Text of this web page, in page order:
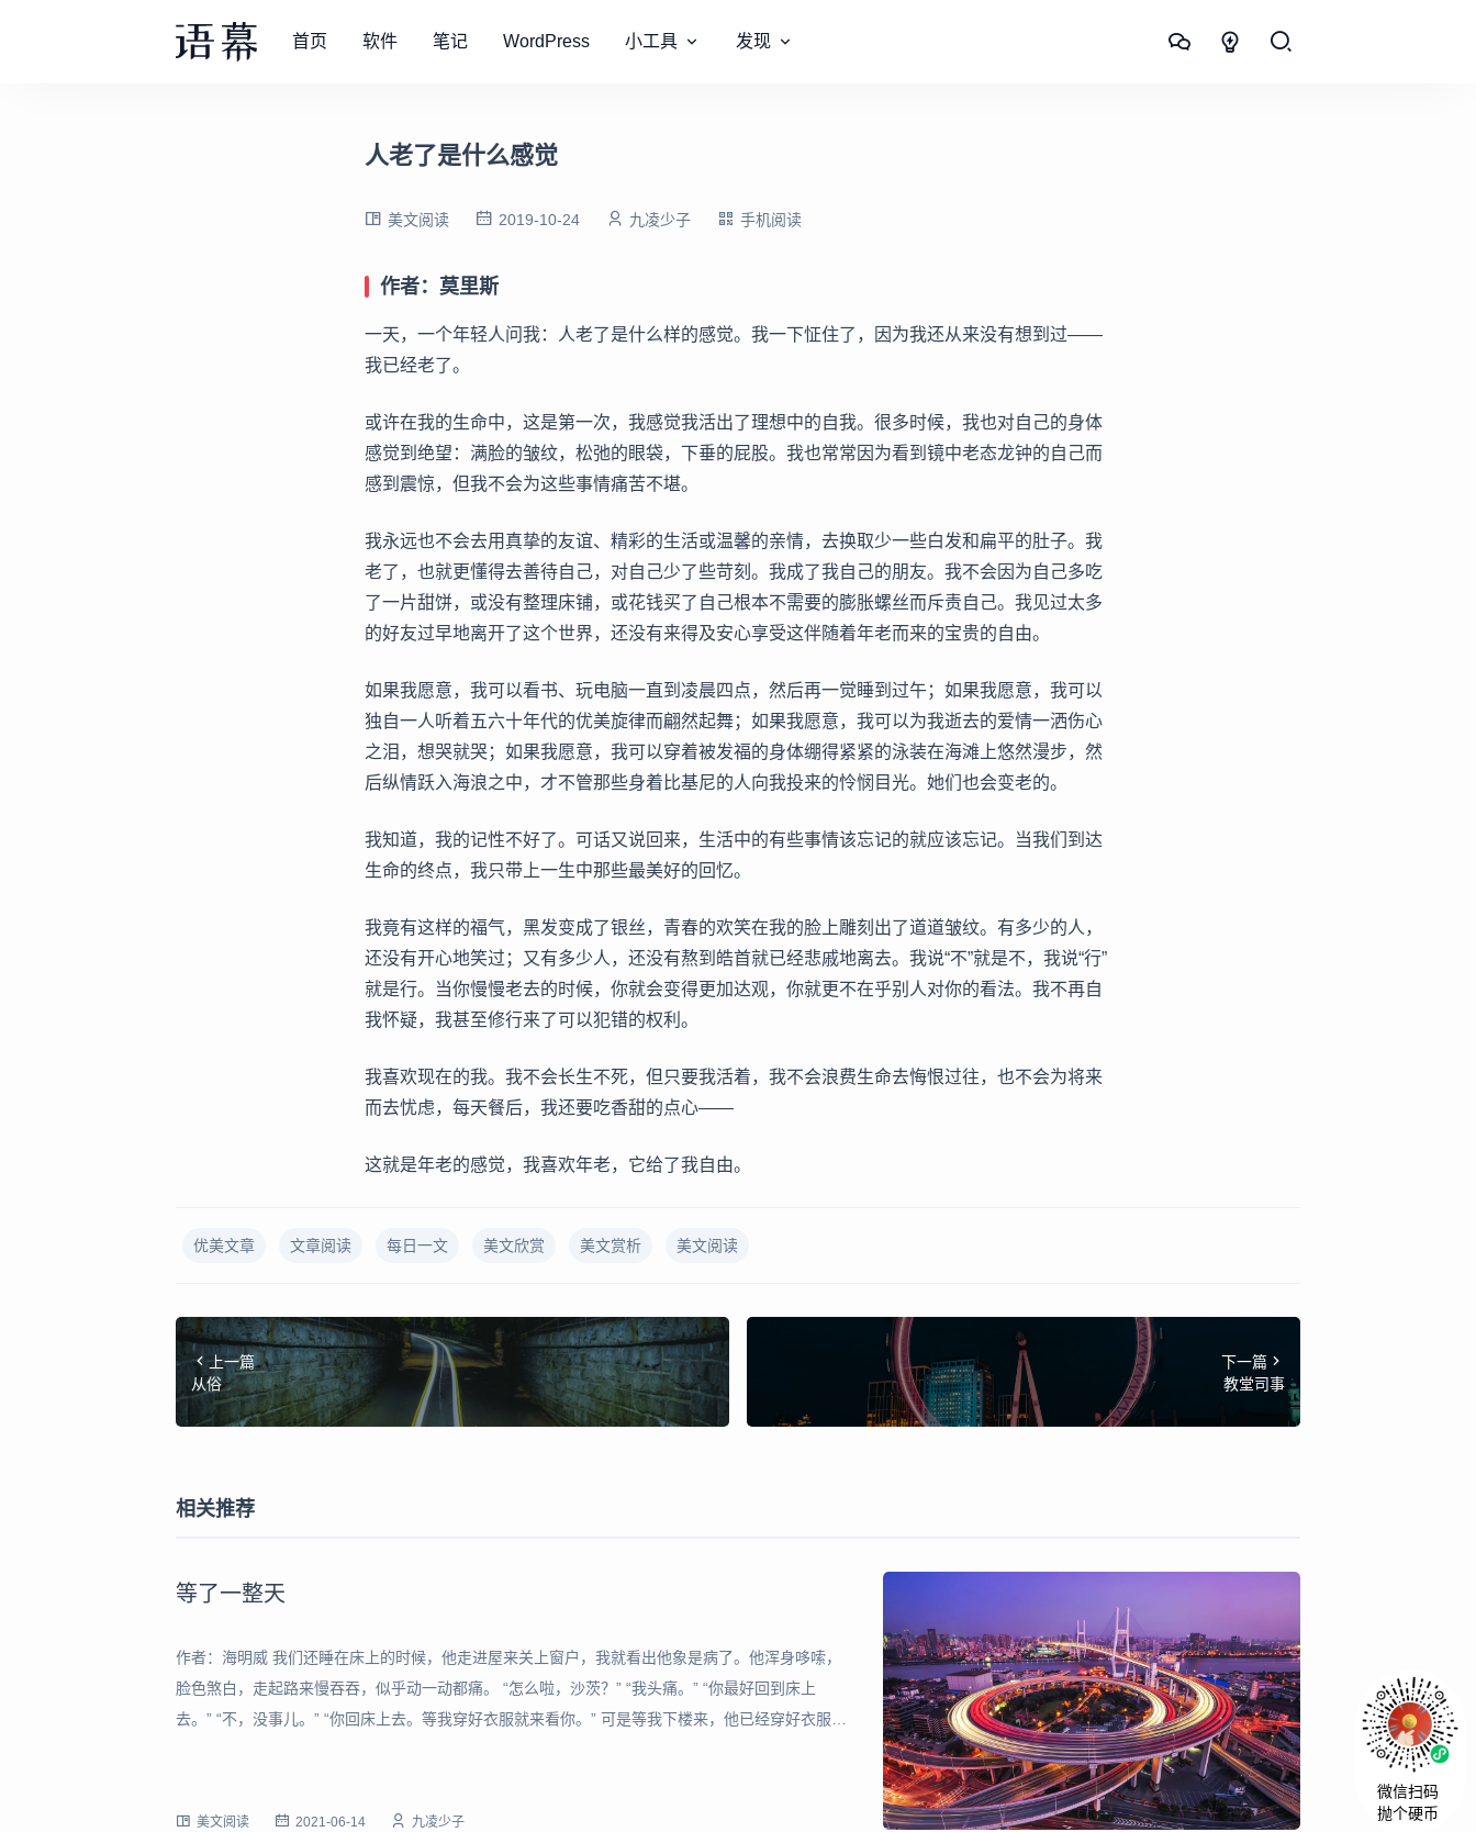
首页 软件 笔记 WordPress 小工具 发现
人老了是什么感觉
美文阅读 2019-10-24 九凌少子 手机阅读
作者：莫里斯
一天，一个年轻人问我：人老了是什么样的感觉。我一下怔住了，因为我还从来没有想到过——
我已经老了。
或许在我的生命中，这是第一次，我感觉我活出了理想中的自我。很多时候，我也对自己的身体
感觉到绝望：满脸的皱纹，松弛的眼袋，下垂的屁股。我也常常因为看到镜中老态龙钟的自己而
感到震惊，但我不会为这些事情痛苦不堪。
我永远也不会去用真挚的友谊、精彩的生活或温馨的亲情，去换取少一些白发和扁平的肚子。我
老了，也就更懂得去善待自己，对自己少了些苛刻。我成了我自己的朋友。我不会因为自己多吃
了一片甜饼，或没有整理床铺，或花钱买了自己根本不需要的膨胀螺丝而斥责自己。我见过太多
的好友过早地离开了这个世界，还没有来得及安心享受这伴随着年老而来的宝贵的自由。
如果我愿意，我可以看书、玩电脑一直到凌晨四点，然后再一觉睡到过午；如果我愿意，我可以
独自一人听着五六十年代的优美旋律而翩然起舞；如果我愿意，我可以为我逝去的爱情一洒伤心
之泪，想哭就哭；如果我愿意，我可以穿着被发福的身体绷得紧紧的泳装在海滩上悠然漫步，然
后纵情跃入海浪之中，才不管那些身着比基尼的人向我投来的怜悯目光。她们也会变老的。
我知道，我的记性不好了。可话又说回来，生活中的有些事情该忘记的就应该忘记。当我们到达
生命的终点，我只带上一生中那些最美好的回忆。
我竟有这样的福气，黑发变成了银丝，青春的欢笑在我的脸上雕刻出了道道皱纹。有多少的人，
还没有开心地笑过；又有多少人，还没有熬到皓首就已经悲戚地离去。我说“不”就是不，我说“行”
就是行。当你慢慢老去的时候，你就会变得更加达观，你就更不在乎别人对你的看法。我不再自
我怀疑，我甚至修行来了可以犯错的权利。
我喜欢现在的我。我不会长生不死，但只要我活着，我不会浪费生命去悔恨过往，也不会为将来
而去忧虑，每天餐后，我还要吃香甜的点心——
这就是年老的感觉，我喜欢年老，它给了我自由。
优美文章 文章阅读 每日一文 美文欣赏 美文赏析 美文阅读
上一篇
从俗
下一篇
教堂司事
相关推荐
等了一整天
作者：海明威 我们还睡在床上的时候，他走进屋来关上窗户，我就看出他象是病了。他浑身哆嗦，
脸色煞白，走起路来慢吞吞，似乎动一动都痛。 “怎么啦，沙茨？” “我头痛。” “你最好回到床上
去。” “不，没事儿。” “你回床上去。等我穿好衣服就来看你。” 可是等我下楼来，他已经穿好衣服，
美文阅读 2021-06-14 九凌少子
微信扫码
抛个硬币